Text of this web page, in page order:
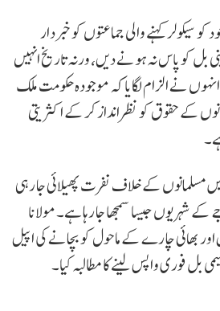
کو سیکولر کہنے والی جماعتوں کو خبردار
بل کو پاس نہ ہونے دیں، ورنہ تاریخ انہیں
نے الزام لگایا کہ موجودہ حکومت ملک
کے حقوق کو نظرانداز کر کے اکثریتی
مسلمانوں کے خلاف نفرت پھیلائی جا رہی
شہریوں جیسا سمجھا جا رہا ہے۔ مولانا
بھائی چارے کے ماحول کو بچانے کی اپیل
فوری واپس لینے کا مطالبہ کیا۔